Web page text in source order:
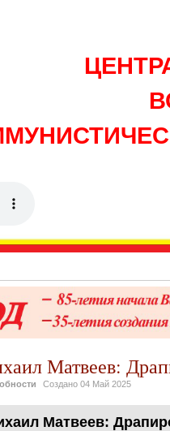
Матвеев:
Создано 04 Май 2025
Матвеев: